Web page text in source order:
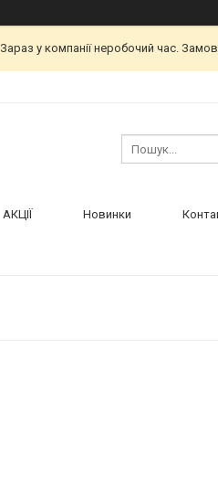
Зараз у компанії неробочий час.
АКЦІЇ Новинки